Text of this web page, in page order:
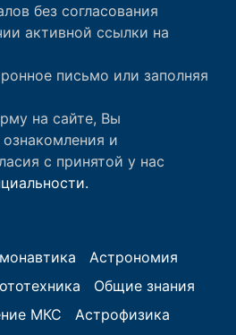
без согласования
активной ссылки на
письмо или заполняя
на сайте, Вы
и
с принятой у нас
Астрономия
Общие знания
МКС
Астрофизика